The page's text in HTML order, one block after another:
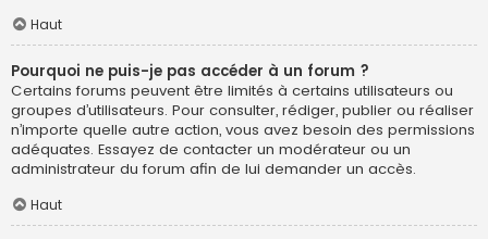
Haut
Pourquoi ne puis-je pas accéder à un forum ?
Certains forums peuvent être limités à certains utilisateurs ou
groupes d’utilisateurs. Pour consulter, rédiger, publier ou réaliser
n’importe quelle autre action, vous avez besoin des permissions
adéquates. Essayez de contacter un modérateur ou un
administrateur du forum afin de lui demander un accès.
Haut